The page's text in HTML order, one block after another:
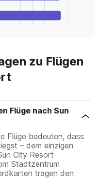
zu Flügen
Flüge nach Sun
Flüge bedeuten, dass
– dem einzigen
City Resort
Stadtzentrum
tragen den